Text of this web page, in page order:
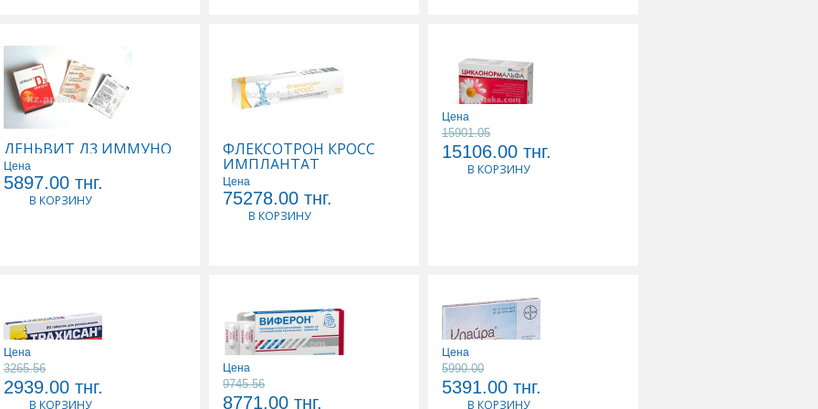
ДЕНЬВИТ Д3 ИММУНО
60000МЕ ПЛЕНКИ
ДИСПЕРГ В ПОЛОСТИ
РТА N10
Цена
5897.00 тнг.
В КОРЗИНУ
ФЛЕКСОТРОН КРОСС
ИМПЛАНТАТ
ВЯЗКОЭЛАСТ СТЕР Д/
ВНУТИРИСУСТАВ
ИНЪЕК 0,06/3,0МЛ
Цена
75278.00 тнг.
В КОРЗИНУ
ЦИКЛОНОРМ АЛЬФА
N30 КАПС
Цена
15901.05
15106.00 тнг.
В КОРЗИНУ
ТРАХИСАН N20 ТАБЛ
Цена
3265.56
2939.00 тнг.
В КОРЗИНУ ВИФЕРОН 3000000 МЕ
Цена
9745.56
8771.00 тнг. КЛАЙРА N28 ТАБЛ П/О
Цена
5990.00
5391.00 тнг.
В КОРЗИНУ